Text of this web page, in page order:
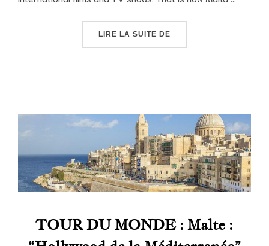
LIRE LA SUITE DE
TOUR DU MONDE : Malte :